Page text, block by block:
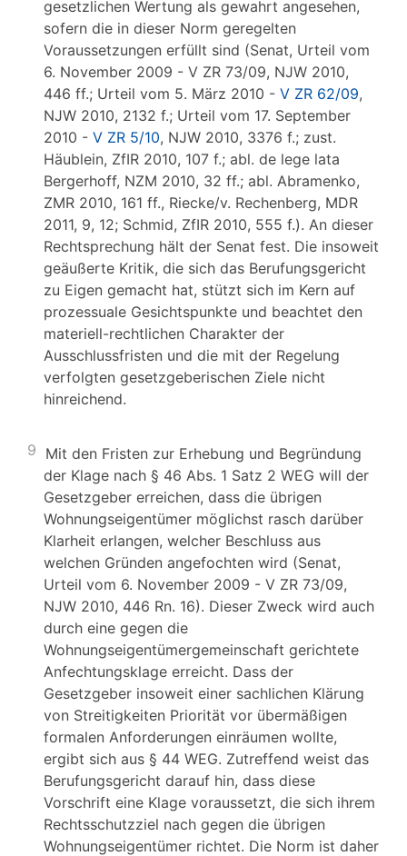
gesetzlichen Wertung als gewahrt angesehen,
sofern die in dieser Norm geregelten
Voraussetzungen erfüllt sind (Senat, Urteil vom
6. November 2009 - V ZR 73/09, NJW 2010,
446 ff.; Urteil vom 5. März 2010 - V ZR 62/09,
NJW 2010, 2132 f.; Urteil vom 17. September
2010 - V ZR 5/10, NJW 2010, 3376 f.; zust.
Häublein, ZfIR 2010, 107 f.; abl. de lege lata
Bergerhoff, NZM 2010, 32 ff.; abl. Abramenko,
ZMR 2010, 161 ff., Riecke/v. Rechenberg, MDR
2011, 9, 12; Schmid, ZfIR 2010, 555 f.). An dieser
Rechtsprechung hält der Senat fest. Die insoweit
geäußerte Kritik, die sich das Berufungsgericht
zu Eigen gemacht hat, stützt sich im Kern auf
prozessuale Gesichtspunkte und beachtet den
materiell-rechtlichen Charakter der
Ausschlussfristen und die mit der Regelung
verfolgten gesetzgeberischen Ziele nicht
hinreichend.
9 Mit den Fristen zur Erhebung und Begründung
der Klage nach § 46 Abs. 1 Satz 2 WEG will der
Gesetzgeber erreichen, dass die übrigen
Wohnungseigentümer möglichst rasch darüber
Klarheit erlangen, welcher Beschluss aus
welchen Gründen angefochten wird (Senat,
Urteil vom 6. November 2009 - V ZR 73/09,
NJW 2010, 446 Rn. 16). Dieser Zweck wird auch
durch eine gegen die
Wohnungseigentümergemeinschaft gerichtete
Anfechtungsklage erreicht. Dass der
Gesetzgeber insoweit einer sachlichen Klärung
von Streitigkeiten Priorität vor übermäßigen
formalen Anforderungen einräumen wollte,
ergibt sich aus § 44 WEG. Zutreffend weist das
Berufungsgericht darauf hin, dass diese
Vorschrift eine Klage voraussetzt, die sich ihrem
Rechtsschutzziel nach gegen die übrigen
Wohnungseigentümer richtet. Die Norm ist daher